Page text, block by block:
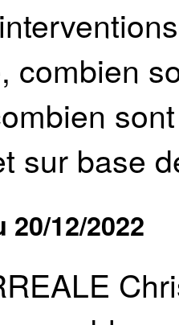
combien
sur base
20/12/2022